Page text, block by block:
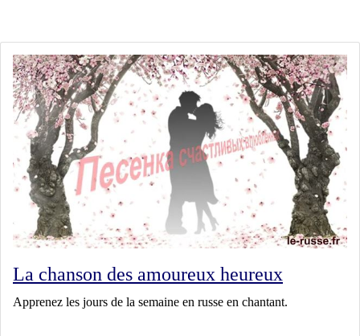
La chanson des amoureux heureux
Apprenez les jours de la semaine en russe en chantant.